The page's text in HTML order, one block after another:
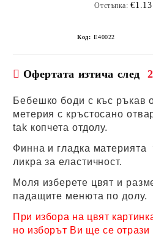
Отстъпка:
Код: E40022
Офертата изтича след
Бебешко боди с къс ръкав
метерия с кръстосано
tak копчета отдолу.
Финна и гладка материята
ликра за еластичност.
Моля изберете цвят и
падащите менюта по долу.
При избора на цвят
но изборът Ви ще се отрази